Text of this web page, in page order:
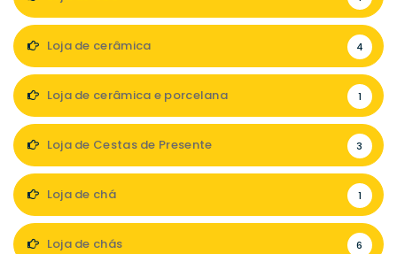
Loja de cerâmica 4
Loja de cerâmica e porcelana 1
Loja de Cestas de Presente 3
Loja de chá 1
Loja de chás 6